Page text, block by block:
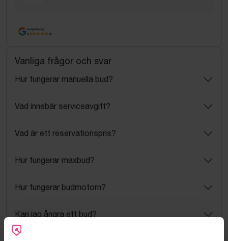
Google Rating
4.5
Vanliga frågor och svar
Hur fungerar manuella bud?
Vad innebär serviceavgift?
Vad är ett reservationspris?
Hur fungerar maxbud?
Hur fungerar budmotorn?
Kan jag ångra ett bud?